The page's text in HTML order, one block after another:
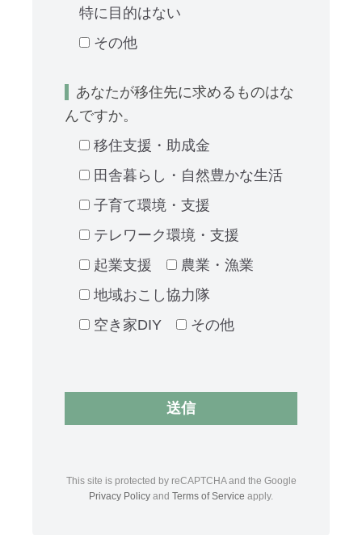
特に目的はない
その他
あなたが移住先に求めるものはな
んですか。
移住支援・助成金
田舎暮らし・自然豊かな生活
子育て環境・支援
テレワーク環境・支援
起業支援
農業・漁業
地域おこし協力隊
空き家DIY
その他
This site is protected by reCAPTCHA and the Google
Privacy Policy and Terms of Service apply.